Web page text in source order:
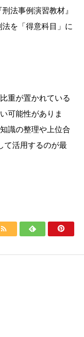
法事例演習教材』
を「得意科目」に
重が置かれている
可能性がありま
識の整理や上位合
て活用するのが最
  